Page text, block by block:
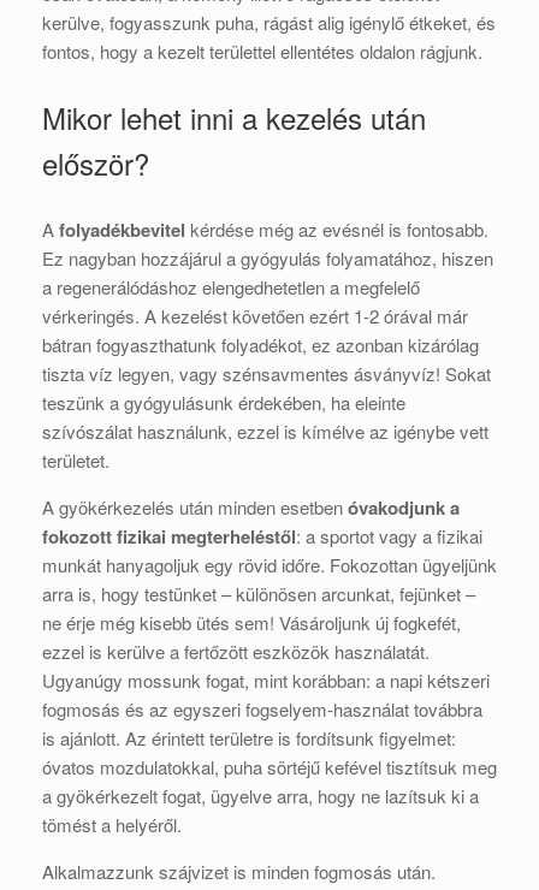
kerülve, fogyasszunk puha, rágást alig igénylő étkeket, és
fontos, hogy a kezelt területtel ellentétes oldalon rágjunk.
Mikor lehet inni a kezelés után
először?
Afolyadékbevitel kérdése még az evésnél is fontosabb.
Ez nagyban hozzájárul a gyógyulás folyamatához, hiszen
a regenerálódáshoz elengedhetetlen a megfelelő
vérkeringés. A kezelést követően ezért 1-2 órával már
bátran fogyaszthatunk folyadékot, ez azonban kizárólag
tiszta víz legyen, vagy szénsavmentes ásványvíz! Sokat
teszünk a gyógyulásunk érdekében, ha eleinte
szívószálat használunk, ezzel is kímélve az igénybe vett
területet.
A gyökérkezelés után minden esetbenóvakodjunk a
fokozott fizikai megterheléstől: a sportot vagy a fizikai
munkát hanyagoljuk egy rövid időre. Fokozottan ügyeljünk
arra is, hogy testünket – különösen arcunkat, fejünket –
ne érje még kisebb ütés sem! Vásároljunk új fogkefét,
ezzel is kerülve a fertőzött eszközök használatát.
Ugyanúgy mossunk fogat, mint korábban: a napi kétszeri
fogmosás és az egyszeri fogselyem-használat továbbra
is ajánlott. Az érintett területre is fordítsunk figyelmet:
óvatos mozdulatokkal, puha sörtéjű kefével tisztítsuk meg
a gyökérkezelt fogat, ügyelve arra, hogy ne lazítsuk ki a
tömést a helyéről.
Alkalmazzunk szájvizet is minden fogmosás után.